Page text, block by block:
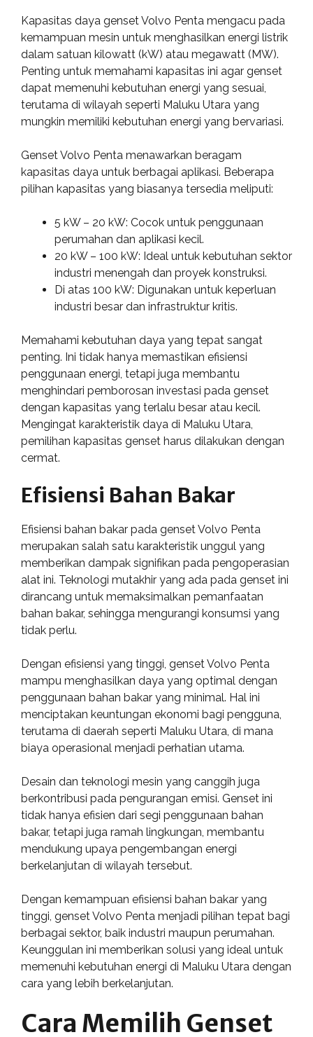
Kapasitas daya genset Volvo Penta mengacu pada
kemampuan mesin untuk menghasilkan energi listrik
dalam satuan kilowatt (kW) atau megawatt (MW).
Penting untuk memahami kapasitas ini agar genset
dapat memenuhi kebutuhan energi yang sesuai,
terutama di wilayah seperti Maluku Utara yang
mungkin memiliki kebutuhan energi yang bervariasi.
Genset Volvo Penta menawarkan beragam
kapasitas daya untuk berbagai aplikasi. Beberapa
pilihan kapasitas yang biasanya tersedia meliputi:
5 kW – 20 kW: Cocok untuk penggunaan
perumahan dan aplikasi kecil.
20 kW – 100 kW: Ideal untuk kebutuhan sektor
industri menengah dan proyek konstruksi.
Di atas 100 kW: Digunakan untuk keperluan
industri besar dan infrastruktur kritis.
Memahami kebutuhan daya yang tepat sangat
penting. Ini tidak hanya memastikan efisiensi
penggunaan energi, tetapi juga membantu
menghindari pemborosan investasi pada genset
dengan kapasitas yang terlalu besar atau kecil.
Mengingat karakteristik daya di Maluku Utara,
pemilihan kapasitas genset harus dilakukan dengan
cermat.
Efisiensi Bahan Bakar
Efisiensi bahan bakar pada genset Volvo Penta
merupakan salah satu karakteristik unggul yang
memberikan dampak signifikan pada pengoperasian
alat ini. Teknologi mutakhir yang ada pada genset ini
dirancang untuk memaksimalkan pemanfaatan
bahan bakar, sehingga mengurangi konsumsi yang
tidak perlu.
Dengan efisiensi yang tinggi, genset Volvo Penta
mampu menghasilkan daya yang optimal dengan
penggunaan bahan bakar yang minimal. Hal ini
menciptakan keuntungan ekonomi bagi pengguna,
terutama di daerah seperti Maluku Utara, di mana
biaya operasional menjadi perhatian utama.
Desain dan teknologi mesin yang canggih juga
berkontribusi pada pengurangan emisi. Genset ini
tidak hanya efisien dari segi penggunaan bahan
bakar, tetapi juga ramah lingkungan, membantu
mendukung upaya pengembangan energi
berkelanjutan di wilayah tersebut.
Dengan kemampuan efisiensi bahan bakar yang
tinggi, genset Volvo Penta menjadi pilihan tepat bagi
berbagai sektor, baik industri maupun perumahan.
Keunggulan ini memberikan solusi yang ideal untuk
memenuhi kebutuhan energi di Maluku Utara dengan
cara yang lebih berkelanjutan.
Cara Memilih Genset